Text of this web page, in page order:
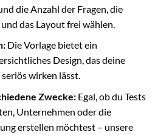
die Anzahl der Fragen, die
das Layout frei wählen.
Die Vorlage bietet ein
Design, das deine
wirken lässt.
Zwecke:Egal, ob du Tests
Unternehmen oder die
erstellen möchtest – unsere